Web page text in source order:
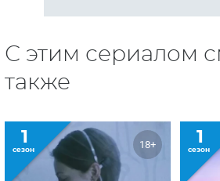
С этим сериалом
также
1
сезон 18+ 1
сезон